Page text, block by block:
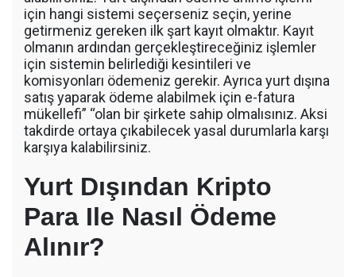
için hangi sistemi seçerseniz seçin, yerine
getirmeniz gereken ilk şart kayıt olmaktır. Kayıt
olmanın ardından gerçekleştireceğiniz işlemler
için sistemin belirlediği kesintileri ve
komisyonları ödemeniz gerekir. Ayrıca yurt dışına
satış yaparak ödeme alabilmek için e-fatura
mükellefi” “olan bir şirkete sahip olmalısınız. Aksi
takdirde ortaya çıkabilecek yasal durumlarla karşı
karşıya kalabilirsiniz.
Yurt Dışından Kripto
Para Ile Nasıl Ödeme
Alınır?